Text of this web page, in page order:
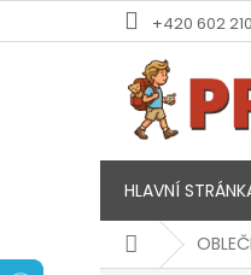
+420 602
HLAVNÍ
Domů